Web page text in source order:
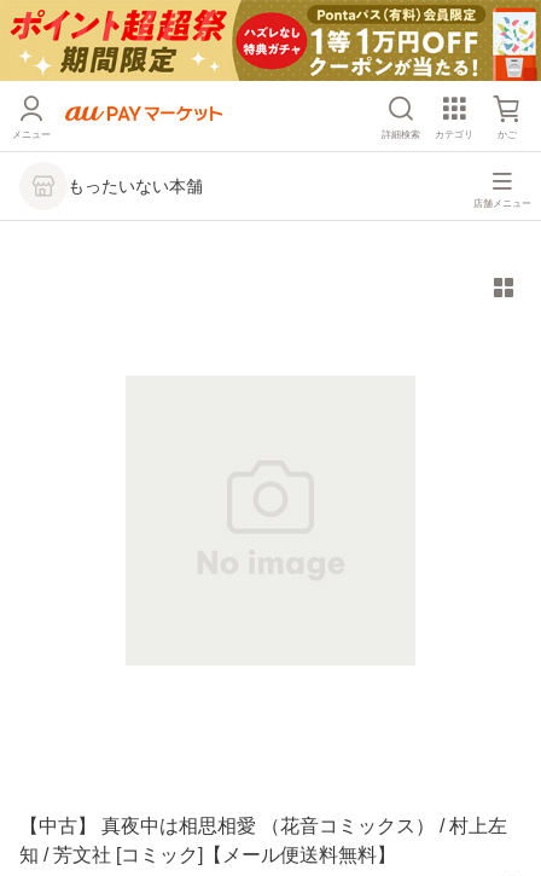
メニュー 詳細検索 カテゴリ かご
もったいない本舗
店舗メニュー
【中古】 真夜中は相思相愛 （花音コミックス） / 村上左
知 / 芳文社 [コミック]【メール便送料無料】